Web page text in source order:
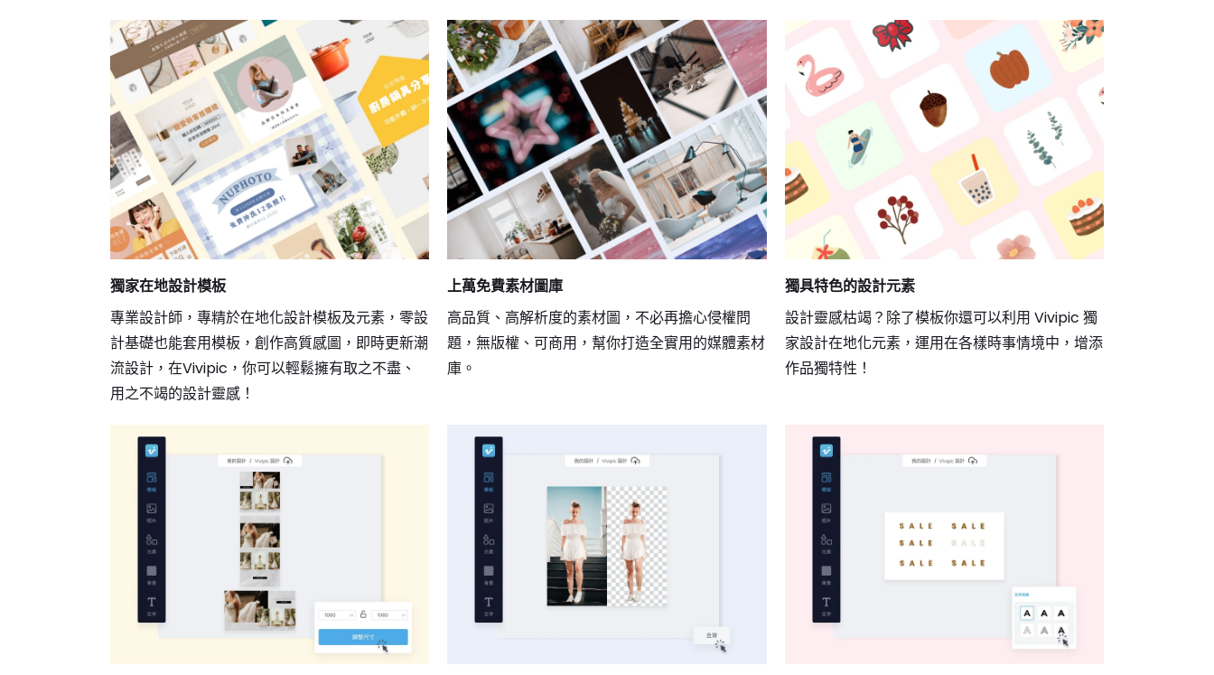
獨家在地設計模板
專業設計師，專精於在地化設計模板及元素，零設
計基礎也能套用模板，創作高質感圖，即時更新潮
流設計，在Vivipic，你可以輕鬆擁有取之不盡、
用之不竭的設計靈感！
上萬免費素材圖庫
高品質、高解析度的素材圖，不必再擔心侵權問
題，無版權、可商用，幫你打造全實用的媒體素材
庫。
獨具特色的設計元素
設計靈感枯竭？除了模板你還可以利用 Vivipic 獨
家設計在地化元素，運用在各樣時事情境中，增添
作品獨特性！